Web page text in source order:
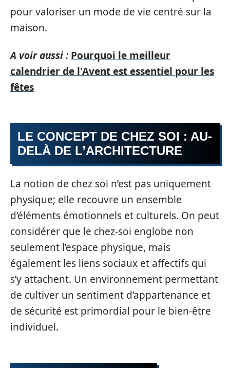
pour valoriser un mode de vie centré sur la
maison.
A voir aussi : Pourquoi le meilleur
calendrier de l'Avent est essentiel pour les
fêtes
LE CONCEPT DE CHEZ SOI : AU-
DELÀ DE L’ARCHITECTURE
La notion de chez soi n’est pas uniquement
physique; elle recouvre un ensemble
d’éléments émotionnels et culturels. On peut
considérer que le chez-soi englobe non
seulement l’espace physique, mais
également les liens sociaux et affectifs qui
s’y attachent. Un environnement permettant
de cultiver un sentiment d’appartenance et
de sécurité est primordial pour le bien-être
individuel.